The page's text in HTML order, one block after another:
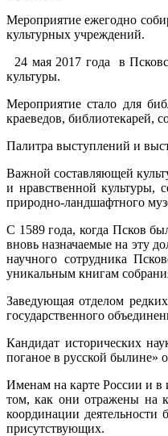
Мероприятие ежегодно
культурных учреждений.
24 мая 2017 года в
культуры.
Мероприятие стало для
краеведов, библиотекарей,
Палитра выступлений и
Важной составляющей
и нравственной культуры,
природно-ландшафтного
С 1589 года, когда Псков
вновь назначаемые на эту
научного сотрудника
уникальным книгам
Заведующая отделом
государственного
Кандидат исторических
поганое в русской
Именам на карте России и в
том, как они отражены на
координации деятельности
присутствующих.